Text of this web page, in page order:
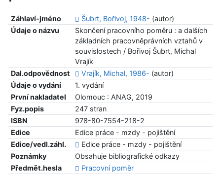
Záhlaví-jméno Šubrt, Bořivoj, 1948- (autor)
Údaje o názvu
Skončení pracovního poměru : a dalších
základních pracovněprávních vztahů v
souvislostech / Bořivoj Šubrt, Michal
Vrajík
Dal.odpovědnost
Vrajík, Michal, 1986- (autor)
Údaje o vydání
1. vydání
První nakladatel
Olomouc : ANAG, 2019
Fyz.popis
247 stran
ISBN
978-80-7554-218-2
Edice
Edice práce - mzdy - pojištění
Edice/vedl.záhl.
Edice práce - mzdy - pojištění
Poznámky
Obsahuje bibliografické odkazy
Předmět.hesla
Pracovní poměr